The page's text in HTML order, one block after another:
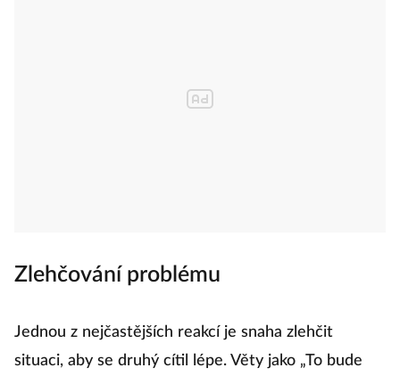
Zlehčování problému
Jednou z nejčastějších reakcí je snaha zlehčit
situaci, aby se druhý cítil lépe. Věty jako „To bude